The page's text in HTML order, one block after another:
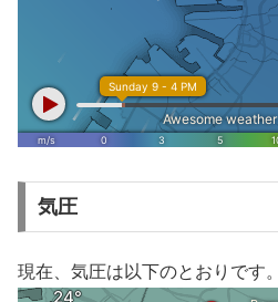
気圧
現在、気圧は以下のとおりです。